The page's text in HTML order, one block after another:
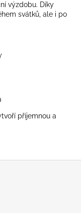
výzdobu. Díky
svátků, ale i po
příjemnou a